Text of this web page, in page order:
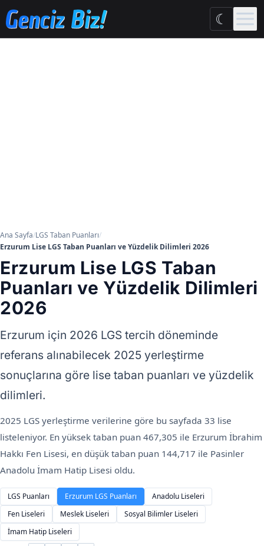
Ana içeriğe geç
☾
Ana Sayfa/LGS Taban Puanları/
Erzurum Lise LGS Taban Puanları ve Yüzdelik Dilimleri 2026
Erzurum Lise LGS Taban
Puanları ve Yüzdelik Dilimleri
2026
Erzurum için 2026 LGS tercih döneminde
referans alınabilecek 2025 yerleştirme
sonuçlarına göre lise taban puanları ve yüzdelik
dilimleri.
2025 LGS yerleştirme verilerine göre bu sayfada 33 lise
listeleniyor. En yüksek taban puan 467,305 ile Erzurum İbrahim
Hakkı Fen Lisesi, en düşük taban puan 144,717 ile Pasinler
Anadolu İmam Hatip Lisesi oldu.
LGS Puanları Erzurum LGS Puanları
Anadolu Liseleri
Fen Liseleri
Meslek Liseleri
Sosyal Bilimler Liseleri
İmam Hatip Liseleri